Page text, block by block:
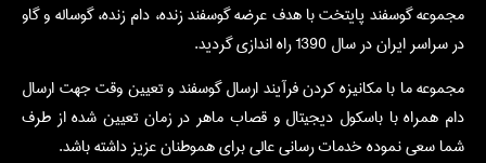
مجموعه گوسفند پایتخت با هدف عرضه گوسفند زنده، دام زنده، گوساله و گاو
در سراسر ایران در سال 1390 راه اندازی گردید.
مجموعه ما با مکانیزه کردن فرآیند ارسال گوسفند و تعیین وقت جهت ارسال
دام همراه با باسکول دیجیتال و قصاب ماهر در زمان تعیین شده از طرف
شما سعی نموده خدمات رسانی عالی برای هموطنان عزیز داشته باشد.